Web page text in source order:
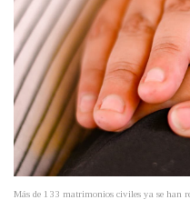
Más de 133 matrimonios civiles ya se han